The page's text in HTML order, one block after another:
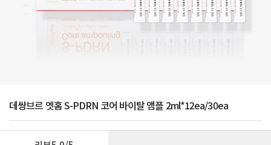
데쌍브르 엣홈 S-PDRN 코어 바이탈 앰플 2ml*12ea/30ea